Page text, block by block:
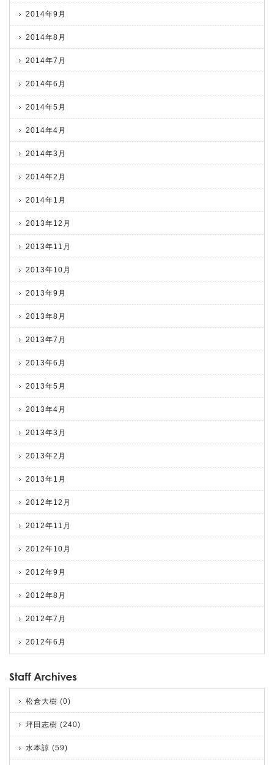
2014年9月
2014年8月
2014年7月
2014年6月
2014年5月
2014年4月
2014年3月
2014年2月
2014年1月
2013年12月
2013年11月
2013年10月
2013年9月
2013年8月
2013年7月
2013年6月
2013年5月
2013年4月
2013年3月
2013年2月
2013年1月
2012年12月
2012年11月
2012年10月
2012年9月
2012年8月
2012年7月
2012年6月
松倉大樹 (0)
坪田志樹 (240)
水本諒 (59)